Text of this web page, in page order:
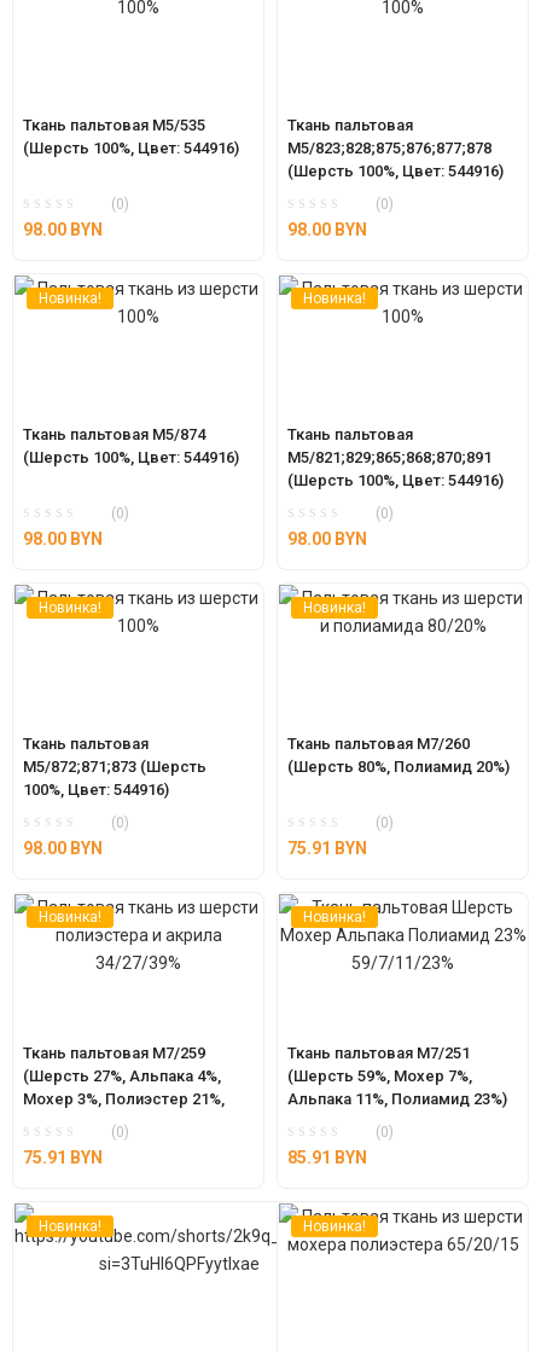
Ткань пальтовая М5/535
(Шерсть 100%, Цвет: 544916)
(0)
98.00 BYN
Ткань пальтовая
М5/823;828;875;876;877;878
(Шерсть 100%, Цвет: 544916)
(0)
98.00 BYN
Новинка!
Ткань пальтовая М5/874
(Шерсть 100%, Цвет: 544916)
(0)
98.00 BYN
Новинка!
Ткань пальтовая
М5/821;829;865;868;870;891
(Шерсть 100%, Цвет: 544916)
(0)
98.00 BYN
Новинка!
Ткань пальтовая
М5/872;871;873 (Шерсть
100%, Цвет: 544916)
(0)
98.00 BYN
Новинка!
Ткань пальтовая М7/260
(Шерсть 80%, Полиамид 20%)
(0)
75.91 BYN
Новинка!
Ткань пальтовая М7/259
(Шерсть 27%, Альпака 4%,
Мохер 3%, Полиэстер 21%,
Акрил 39%, Полиамид 6%)
(0)
75.91 BYN
Новинка!
Ткань пальтовая М7/251
(Шерсть 59%, Мохер 7%,
Альпака 11%, Полиамид 23%)
(0)
85.91 BYN
Новинка! Новинка!